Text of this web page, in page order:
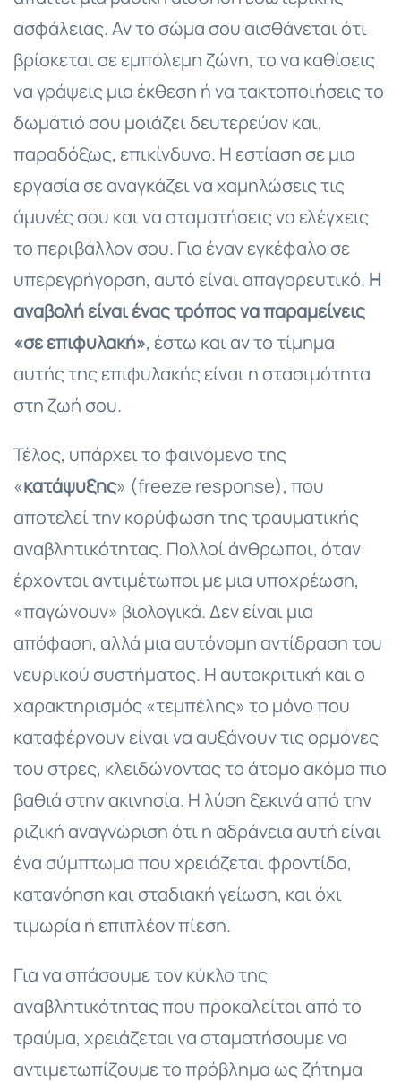
ασφάλειας. Αν το σώμα σου αισθάνεται ότι
βρίσκεται σε εμπόλεμη ζώνη, το να καθίσεις
να γράψεις μια έκθεση ή να τακτοποιήσεις το
δωμάτιό σου μοιάζει δευτερεύον και,
παραδόξως, επικίνδυνο. Η εστίαση σε μια
εργασία σε αναγκάζει να χαμηλώσεις τις
άμυνές σου και να σταματήσεις να ελέγχεις
το περιβάλλον σου. Για έναν εγκέφαλο σε
υπερεγρήγορση, αυτό είναι απαγορευτικό. Η
αναβολή είναι ένας τρόπος να παραμείνεις
«σε επιφυλακή», έστω και αν το τίμημα
αυτής της επιφυλακής είναι η στασιμότητα
στη ζωή σου.
Τέλος, υπάρχει το φαινόμενο της
«κατάψυξης» (freeze response), που
αποτελεί την κορύφωση της τραυματικής
αναβλητικότητας. Πολλοί άνθρωποι, όταν
έρχονται αντιμέτωποι με μια υποχρέωση,
«παγώνουν» βιολογικά. Δεν είναι μια
απόφαση, αλλά μια αυτόνομη αντίδραση του
νευρικού συστήματος. Η αυτοκριτική και ο
χαρακτηρισμός «τεμπέλης» το μόνο που
καταφέρνουν είναι να αυξάνουν τις ορμόνες
του στρες, κλειδώνοντας το άτομο ακόμα πιο
βαθιά στην ακινησία. Η λύση ξεκινά από την
ριζική αναγνώριση ότι η αδράνεια αυτή είναι
ένα σύμπτωμα που χρειάζεται φροντίδα,
κατανόηση και σταδιακή γείωση, και όχι
τιμωρία ή επιπλέον πίεση.
Για να σπάσουμε τον κύκλο της
αναβλητικότητας που προκαλείται από το
τραύμα, χρειάζεται να σταματήσουμε να
αντιμετωπίζουμε το πρόβλημα ως ζήτημα